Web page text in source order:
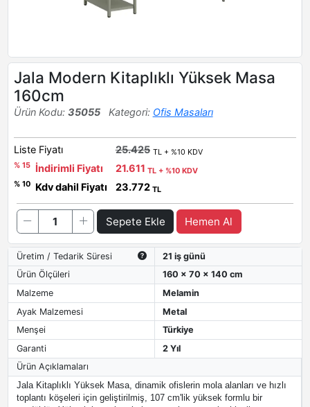
Jala Modern Kitaplıklı Yüksek Masa
160cm
Ürün Kodu: 35055 Kategori: Ofis Masaları
Liste Fiyatı 25.425 TL + %10 KDV
% 15
İndirimli Fiyatı 21.611 TL + %10 KDV
% 10
Kdv dahil Fiyatı 23.772 TL
Sepete Ekle Hemen Al
Üretim / Tedarik Süresi
21 iş günü
Ürün Ölçüleri
160 x 70 x 140 cm
Malzeme
Melamin
Ayak Malzemesi
Metal
Menşei
Türkiye
Garanti
2 Yıl
Ürün Açıklamaları
Jala Kitaplıklı Yüksek Masa, dinamik ofislerin mola alanları ve hızlı
toplantı köşeleri için geliştirilmiş, 107 cm'lik yüksek formlu bir